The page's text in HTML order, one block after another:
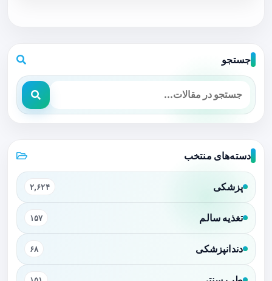
جستجو
دسته‌های منتخب
پزشکی ۲,۶۲۴
تغذیه سالم ۱۵۷
دندانپزشکی ۶۸